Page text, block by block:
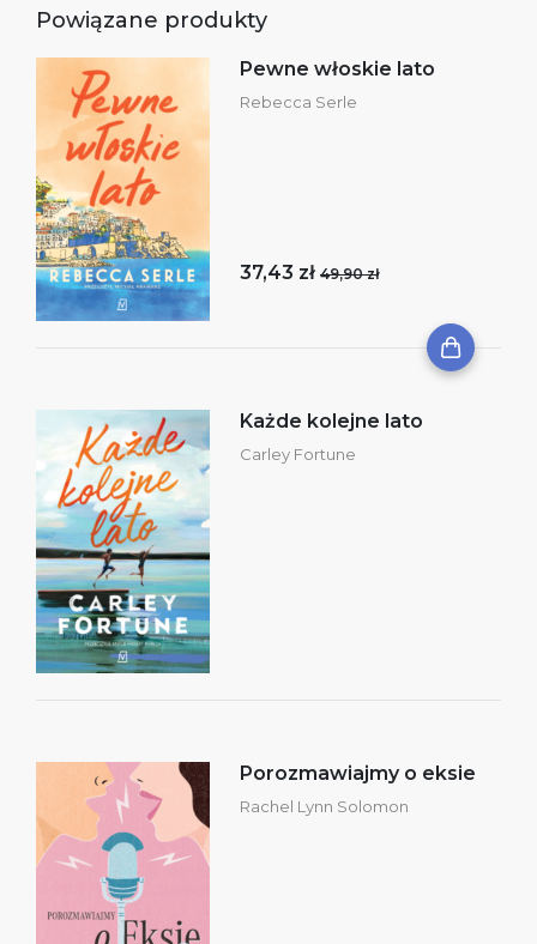
Powiązane produkty
Pewne włoskie lato
Rebecca Serle
37,43 zł 49,90 zł
Każde kolejne lato
Carley Fortune
Porozmawiajmy o eksie
Rachel Lynn Solomon